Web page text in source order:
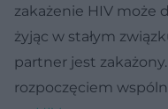
zakażenie HIV może
żyjąc w stałym
partner jest
rozpoczęciem